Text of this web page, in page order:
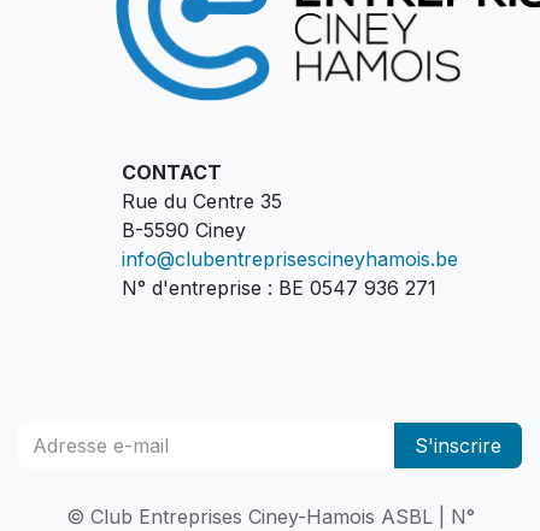
CONTACT
Rue du Centre 35
B-5590 Ciney
info@clubentreprisescineyhamois.be
N° d'entreprise : BE 0547 936 271
S'inscrire
© Club Entreprises Ciney-Hamois ASBL | N°